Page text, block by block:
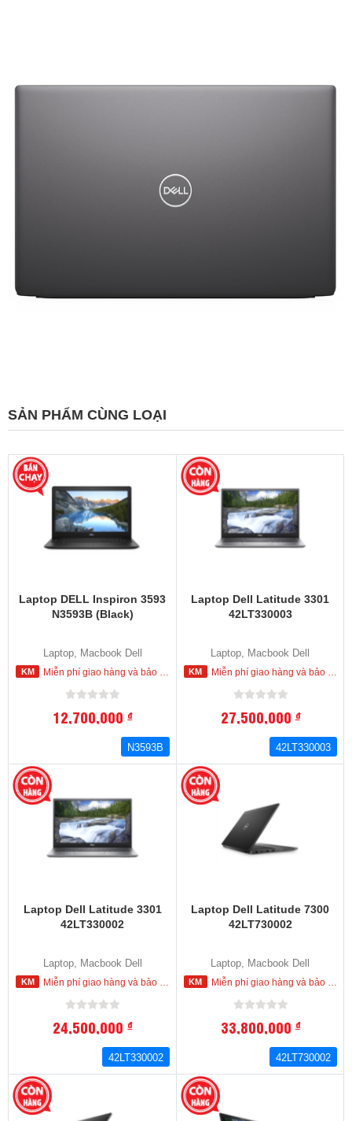
SẢN PHẨM CÙNG LOẠI
Laptop DELL Inspiron 3593
N3593B (Black)
Laptop, Macbook Dell
Miễn phí giao hàng và bảo hành tận nơi trong nội thành HCM
12,700,000đ
N3593B
Laptop Dell Latitude 3301
42LT330003
Laptop, Macbook Dell
Miễn phí giao hàng và bảo hành tận nơi trong nội thành HCM
27,500,000đ
42LT330003
Laptop Dell Latitude 3301
42LT330002
Laptop, Macbook Dell
Miễn phí giao hàng và bảo hành tận nơi trong nội thành HCM
24,500,000đ
42LT330002
Laptop Dell Latitude 7300
42LT730002
Laptop, Macbook Dell
Miễn phí giao hàng và bảo hành tận nơi trong nội thành HCM
33,800,000đ
42LT730002